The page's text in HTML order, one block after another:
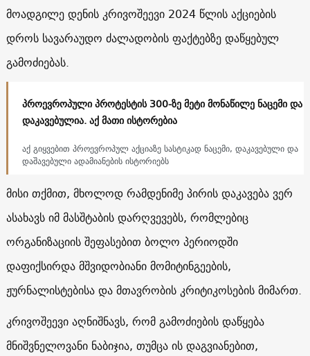
მოადგილე დენის კრივოშეევი 2024 წლის აქციების
დროს სავარაუდო ძალადობის ფაქტებზე დაწყებულ
გამოძიებას.
პროევროპული პროტესტის 300-ზე მეტი მონაწილე ნაცემი და
დაკავებულია. აქ მათი ისტორებია
აქ გიყვებით პროევროპულ აქციაზე სასტიკად ნაცემი, დაკავებული და
დაშავებული ადამიანების ისტორიებს
მისი თქმით, მხოლოდ რამდენიმე პირის დაკავება ვერ
ასახავს იმ მასშტაბის დარღვევებს, რომლებიც
ორგანიზაციის შეფასებით ბოლო პერიოდში
დაფიქსირდა მშვიდობიანი მომიტინგეების,
ჟურნალისტებისა და მთავრობის კრიტიკოსების მიმართ.
კრივოშეევი აღნიშნავს, რომ გამოძიების დაწყება
მნიშვნელოვანი ნაბიჯია, თუმცა ის დაგვიანებით,